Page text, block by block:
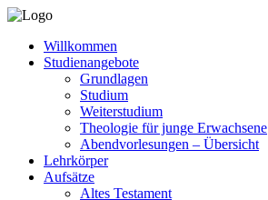
Willkommen
Studienangebote
Grundlagen
Studium
Weiterstudium
Theologie für junge Erwachsene
Abendvorlesungen – Übersicht
Lehrkörper
Aufsätze
Altes Testament